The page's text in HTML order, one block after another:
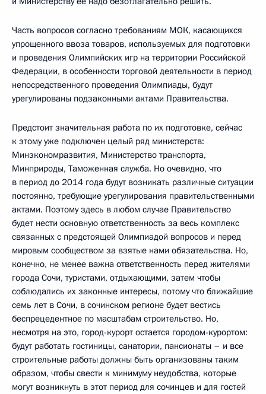
Часть вопросов согласно требованиям МОК, касающихся
упрощенного ввоза товаров, используемых для подготовки
и проведения Олимпийских игр на территории Российской
Федерации, в особенности торговой деятельности в период
непосредственного проведения Олимпиады, будут
урегулированы подзаконными актами Правительства.
Предстоит значительная работа по их подготовке, сейчас
к этому уже подключен целый ряд министерств:
Минэкономразвития, Министерство транспорта,
Минприроды, Таможенная служба. Но очевидно, что
в период до 2014 года будут возникать различные ситуации
постоянно, требующие урегулирования правительственными
актами. Поэтому здесь в любом случае Правительство
будет нести основную ответственность за весь комплекс
связанных с предстоящей Олимпиадой вопросов и перед
мировым сообществом за взятые нами обязательства. Но,
конечно, не менее важна ответственность перед жителями
города Сочи, туристами, отдыхающими, затем чтобы
соблюдались их законные интересы, потому что ближайшие
семь лет в Сочи, в сочинском регионе будет вестись
беспрецедентное по масштабам строительство. Но,
несмотря на это, город-курорт остается городом-курортом:
будут работать гостиницы, санатории, пансионаты – и все
строительные работы должны быть организованы таким
образом, чтобы свести к минимуму неудобства, которые
могут возникнуть в этот период для сочинцев и для гостей